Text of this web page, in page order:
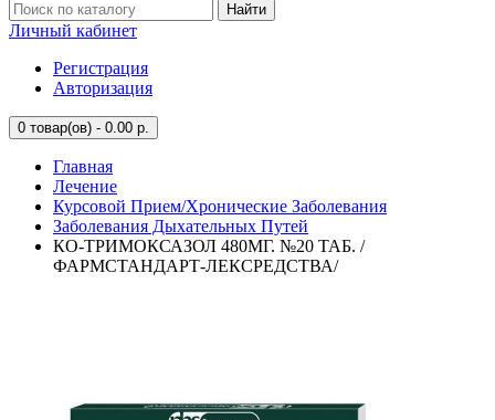
Найти
Личный кабинет
Регистрация
Авторизация
0 товар(ов) - 0.00 р.
Главная
Лечение
Курсовой Прием/Хронические Заболевания
Заболевания Дыхательных Путей
КО-ТРИМОКСАЗОЛ 480МГ. №20 ТАБ. /
ФАРМСТАНДАРТ-ЛЕКСРЕДСТВА/